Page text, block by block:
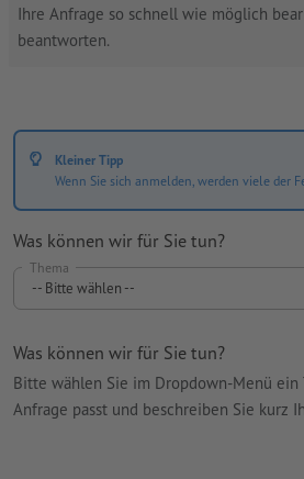
Ihre Anfrage so schnell wie möglich
beantworten.
Kleiner Tipp
Wenn Sie sich anmelden, werden viele der
Was können wir für Sie tun?
-- Bitte wählen --
Thema
Was können wir für Sie tun?
Bitte wählen Sie im Dropdown-Menü ein
Anfrage passt und beschreiben Sie kurz